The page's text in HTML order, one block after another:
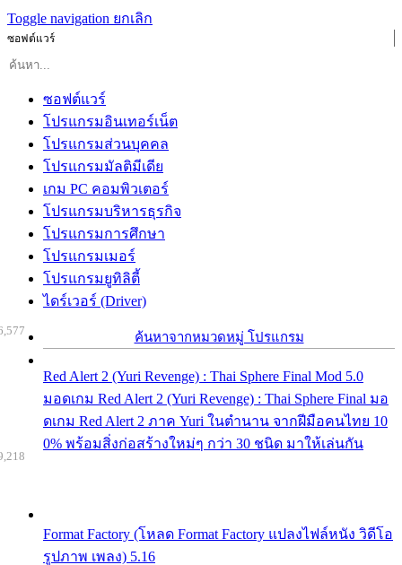
Toggle navigation ยกเลิก
ซอฟต์แวร์
ซอฟต์แวร์
โปรแกรมอินเทอร์เน็ต
โปรแกรมส่วนบุคคล
โปรแกรมมัลติมีเดีย
เกม PC คอมพิวเตอร์
โปรแกรมบริหารธุรกิจ
โปรแกรมการศึกษา
โปรแกรมเมอร์
โปรแกรมยูทิลิตี้
ไดร์เวอร์ (Driver)
ค้นหาจากหมวดหมู่ โปรแกรม
Red Alert 2 (Yuri Revenge) : Thai Sphere Final Mod 5.0
มอดเกม Red Alert 2 (Yuri Revenge) : Thai Sphere Final มอ
ดเกม Red Alert 2 ภาค Yuri ในตำนาน จากฝีมือคนไทย 10
0% พร้อมสิ่งก่อสร้างใหม่ๆ กว่า 30 ชนิด มาให้เล่นกัน
Format Factory (โหลด Format Factory แปลงไฟล์หนัง วิดีโอ
รูปภาพ เพลง) 5.16